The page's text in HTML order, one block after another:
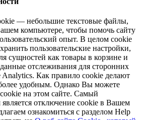
— небольшие текстовые файлы,
компьютере, чтобы помочь сайту
опыт. В целом cookie
пользовательские настройки,
сущностей как товары в корзине и
отслеживания для сторонних
Как правило cookie делают
удобным. Однако Вы можете
на этом сайте. Самый
отключение cookie в Вашем
ознакомиться с разделом Help